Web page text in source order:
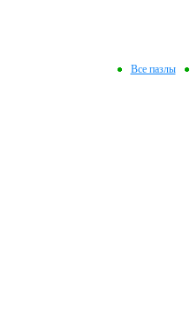
Все пазлы